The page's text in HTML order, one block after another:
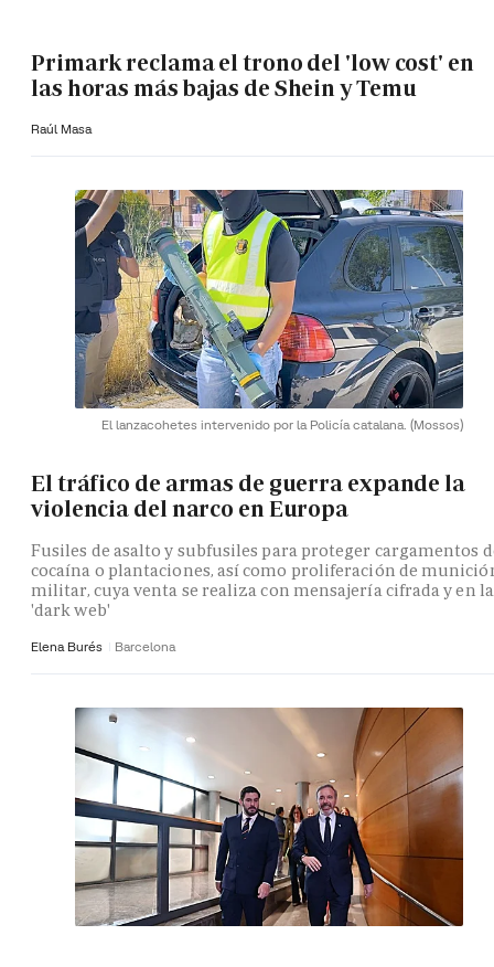
Primark reclama el trono del 'low cost' en
las horas más bajas de Shein y Temu
Raúl Masa
El lanzacohetes intervenido por la Policía catalana. (Mossos)
El tráfico de armas de guerra expande la
violencia del narco en Europa
Fusiles de asalto y subfusiles para proteger cargamentos
cocaína o plantaciones, así como proliferación de
militar, cuya venta se realiza con mensajería cifrada y en la
'dark web'
Elena Burés Barcelona